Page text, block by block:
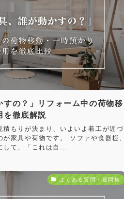
すの？」リフォーム中の荷物移
を徹底解説
積もりが決まり、いよいよ着工が近づ
家具や荷物です。 ソファや食器棚、
して、「これは自...
よくある質問・疑問集